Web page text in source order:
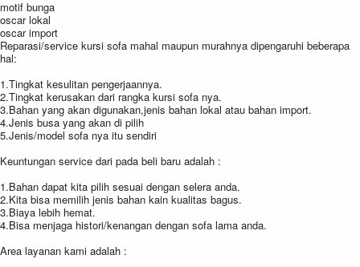
motif bunga
oscar lokal
oscar import
Reparasi/service kursi sofa mahal maupun murahnya dipengaruhi beberapa
hal:
1.Tingkat kesulitan pengerjaannya.
2.Tingkat kerusakan dari rangka kursi sofa nya.
3.Bahan yang akan digunakan,jenis bahan lokal atau bahan import.
4.Jenis busa yang akan di pilih
5.Jenis/model sofa nya itu sendiri
Keuntungan service dari pada beli baru adalah :
1.Bahan dapat kita pilih sesuai dengan selera anda.
2.Kita bisa memilih jenis bahan kain kualitas bagus.
3.Biaya lebih hemat.
4.Bisa menjaga histori/kenangan dengan sofa lama anda.
Area layanan kami adalah :